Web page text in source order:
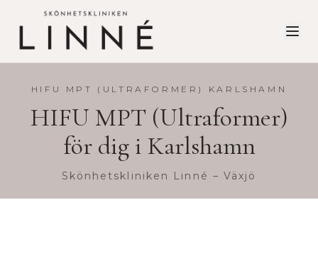
HIFU MPT (ULTRAFORMER) KARLSHAMN
HIFU MPT (Ultraformer)
för dig i Karlshamn
Skönhetskliniken Linné – Växjö